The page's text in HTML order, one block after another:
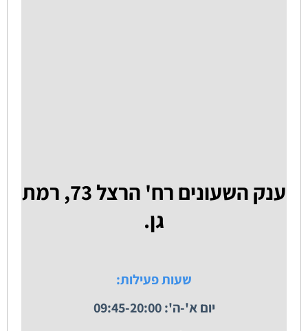
ענק השעונים רח' הרצל 73, רמת
גן.
שעות פעילות:
יום א'-ה': 09:45-20:00